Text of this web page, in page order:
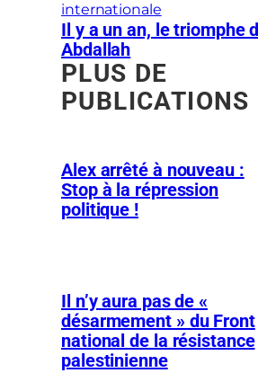
internationale
Il y a un an, le triomphe
Abdallah
PLUS DE
PUBLICATIONS
Alex arrêté à nouveau :
Stop à la répression
politique !
Il n’y aura pas de «
désarmement » du Front
national de la résistance
palestinienne